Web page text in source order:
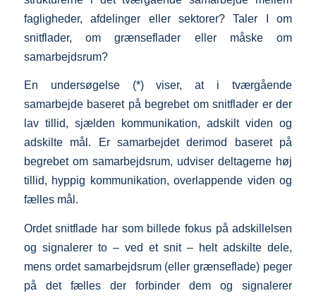
fagligheder, afdelinger eller sektorer? Taler I om
snitflader, om grænseflader eller måske om
samarbejdsrum?
En undersøgelse (*) viser, at i tværgående
samarbejde baseret på begrebet om snitflader er der
lav tillid, sjælden kommunikation, adskilt viden og
adskilte mål. Er samarbejdet derimod baseret på
begrebet om samarbejdsrum, udviser deltagerne høj
tillid, hyppig kommunikation, overlappende viden og
fælles mål.
Ordet snitflade har som billede fokus på adskillelsen
og signalerer to – ved et snit – helt adskilte dele,
mens ordet samarbejdsrum (eller grænseflade) peger
på det fælles der forbinder dem og signalerer